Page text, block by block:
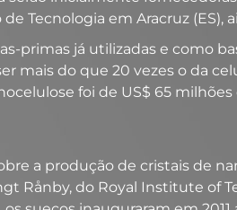
Tecnologia em Aracruz (ES),
já utilizadas e como
mais do que 20 vezes o da
foi de US$ 65 milhões
a produção de cristais de
Rånby, do Royal Institute of